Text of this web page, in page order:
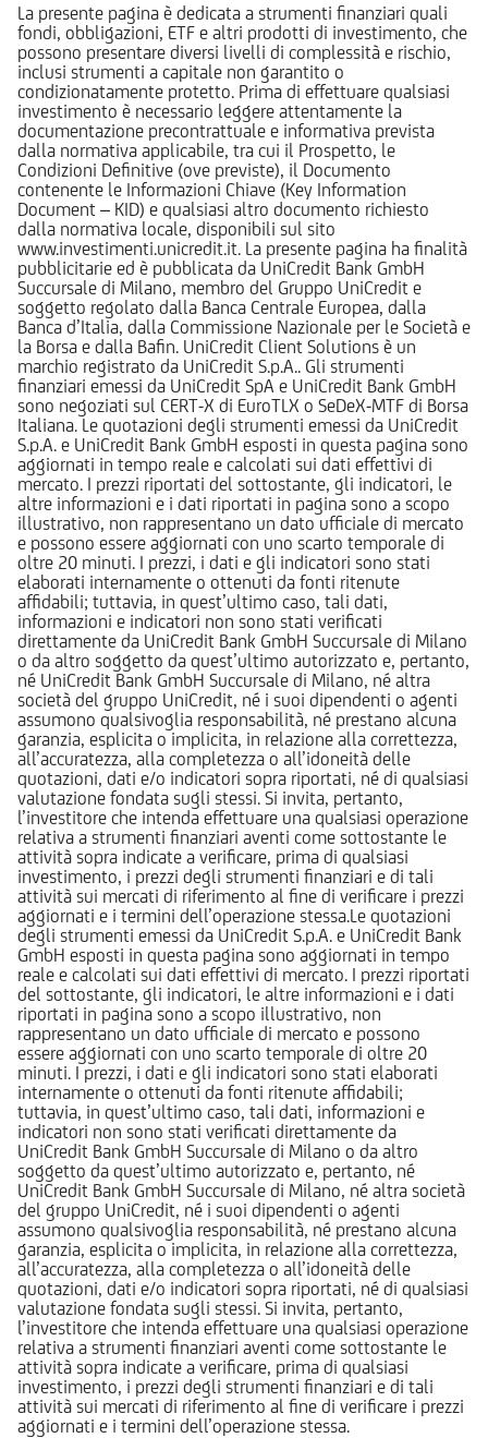
La presente pagina è dedicata a strumenti finanziari quali
fondi, obbligazioni, ETF e altri prodotti di investimento, che
possono presentare diversi livelli di complessità e rischio,
inclusi strumenti a capitale non garantito o
condizionatamente protetto. Prima di effettuare qualsiasi
investimento è necessario leggere attentamente la
documentazione precontrattuale e informativa prevista
dalla normativa applicabile, tra cui il Prospetto, le
Condizioni Definitive (ove previste), il Documento
contenente le Informazioni Chiave (Key Information
Document – KID) e qualsiasi altro documento richiesto
dalla normativa locale, disponibili sul sito
www.investimenti.unicredit.it. La presente pagina ha finalità
pubblicitarie ed è pubblicata da UniCredit Bank GmbH
Succursale di Milano, membro del Gruppo UniCredit e
soggetto regolato dalla Banca Centrale Europea, dalla
Banca d’Italia, dalla Commissione Nazionale per le Società e
la Borsa e dalla Bafin. UniCredit Client Solutions è un
marchio registrato da UniCredit S.p.A.. Gli strumenti
finanziari emessi da UniCredit SpA e UniCredit Bank GmbH
sono negoziati sul CERT-X di EuroTLX o SeDeX-MTF di Borsa
Italiana. Le quotazioni degli strumenti emessi da UniCredit
S.p.A. e UniCredit Bank GmbH esposti in questa pagina sono
aggiornati in tempo reale e calcolati sui dati effettivi di
mercato. I prezzi riportati del sottostante, gli indicatori, le
altre informazioni e i dati riportati in pagina sono a scopo
illustrativo, non rappresentano un dato ufficiale di mercato
e possono essere aggiornati con uno scarto temporale di
oltre 20 minuti. I prezzi, i dati e gli indicatori sono stati
elaborati internamente o ottenuti da fonti ritenute
affidabili; tuttavia, in quest’ultimo caso, tali dati,
informazioni e indicatori non sono stati verificati
direttamente da UniCredit Bank GmbH Succursale di Milano
o da altro soggetto da quest’ultimo autorizzato e, pertanto,
né UniCredit Bank GmbH Succursale di Milano, né altra
società del gruppo UniCredit, né i suoi dipendenti o agenti
assumono qualsivoglia responsabilità, né prestano alcuna
garanzia, esplicita o implicita, in relazione alla correttezza,
all’accuratezza, alla completezza o all’idoneità delle
quotazioni, dati e/o indicatori sopra riportati, né di qualsiasi
valutazione fondata sugli stessi. Si invita, pertanto,
l’investitore che intenda effettuare una qualsiasi operazione
relativa a strumenti finanziari aventi come sottostante le
attività sopra indicate a verificare, prima di qualsiasi
investimento, i prezzi degli strumenti finanziari e di tali
attività sui mercati di riferimento al fine di verificare i prezzi
aggiornati e i termini dell’operazione stessa.Le quotazioni
degli strumenti emessi da UniCredit S.p.A. e UniCredit Bank
GmbH esposti in questa pagina sono aggiornati in tempo
reale e calcolati sui dati effettivi di mercato. I prezzi riportati
del sottostante, gli indicatori, le altre informazioni e i dati
riportati in pagina sono a scopo illustrativo, non
rappresentano un dato ufficiale di mercato e possono
essere aggiornati con uno scarto temporale di oltre 20
minuti. I prezzi, i dati e gli indicatori sono stati elaborati
internamente o ottenuti da fonti ritenute affidabili;
tuttavia, in quest’ultimo caso, tali dati, informazioni e
indicatori non sono stati verificati direttamente da
UniCredit Bank GmbH Succursale di Milano o da altro
soggetto da quest’ultimo autorizzato e, pertanto, né
UniCredit Bank GmbH Succursale di Milano, né altra società
del gruppo UniCredit, né i suoi dipendenti o agenti
assumono qualsivoglia responsabilità, né prestano alcuna
garanzia, esplicita o implicita, in relazione alla correttezza,
all’accuratezza, alla completezza o all’idoneità delle
quotazioni, dati e/o indicatori sopra riportati, né di qualsiasi
valutazione fondata sugli stessi. Si invita, pertanto,
l’investitore che intenda effettuare una qualsiasi operazione
relativa a strumenti finanziari aventi come sottostante le
attività sopra indicate a verificare, prima di qualsiasi
investimento, i prezzi degli strumenti finanziari e di tali
attività sui mercati di riferimento al fine di verificare i prezzi
aggiornati e i termini dell’operazione stessa.